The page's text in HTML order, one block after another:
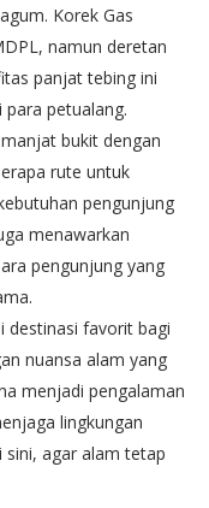
Korek Gas
namun deretan
panjat tebing ini
petualang.
bukit dengan
rute untuk
pengunjung
menawarkan
pengunjung yang
destinasi favorit bagi
nuansa alam yang
menjadi pengalaman
lingkungan
sini, agar alam tetap